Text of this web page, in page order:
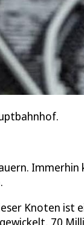
Knoten ist
70